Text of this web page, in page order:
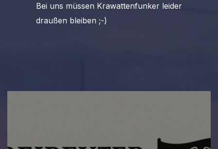
Bei uns müssen Krawattenfunker leider
draußen bleiben ;-)